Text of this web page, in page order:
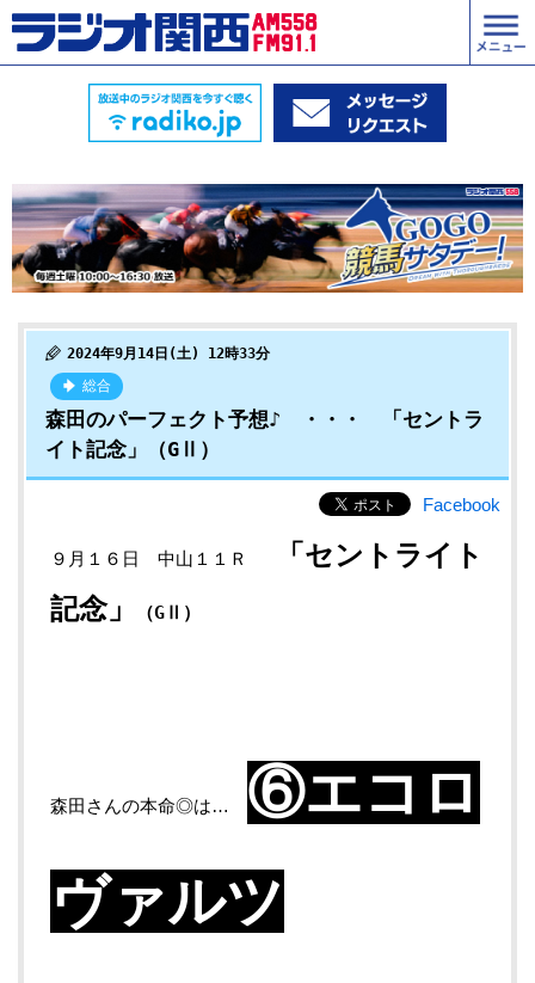
2024年9月14日(土) 12時33分
総合
森田のパーフェクト予想♪ ・・・ 「セントラ
イト記念」（GⅡ）
Facebook
９月１６日 中山１１Ｒ
「セントライト
記念」 （GⅡ）
森田さんの本命◎は… ⑥エコロ
ヴァルツ